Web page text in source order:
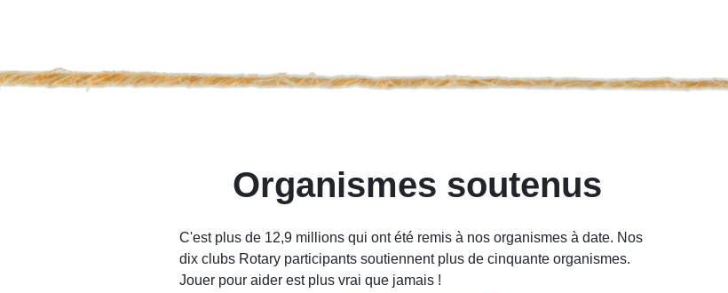
Organismes soutenus
C'est plus de 12,9 millions qui ont été remis à nos organismes à date. Nos
dix clubs Rotary participants soutiennent plus de cinquante organismes.
Jouer pour aider est plus vrai que jamais !